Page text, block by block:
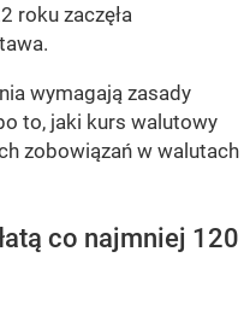
roku zaczęła
wymagają zasady
to, jaki kurs walutowy
zobowiązań w walutach
co najmniej 120